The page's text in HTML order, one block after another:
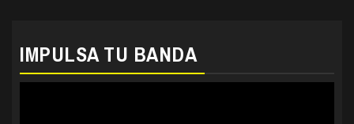
IMPULSA TU BANDA